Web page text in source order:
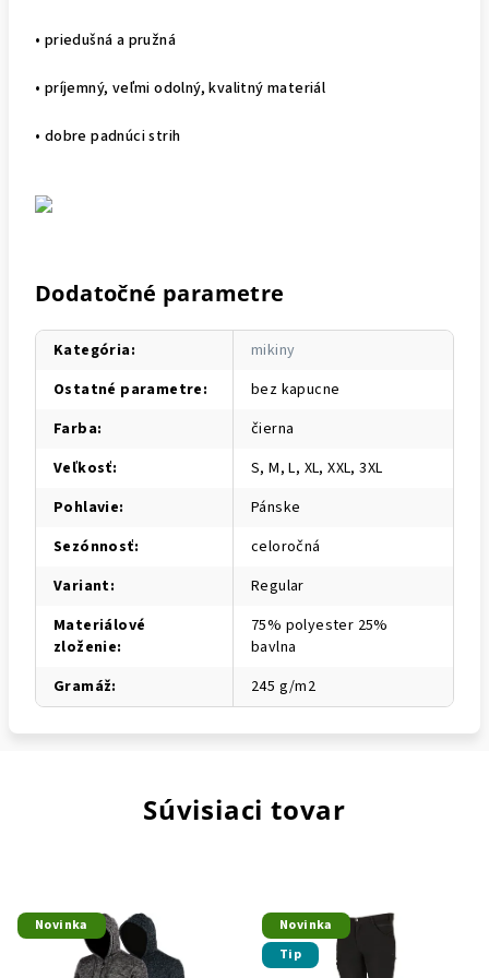
• priedušná a pružná
• príjemný, veľmi odolný, kvalitný materiál
• dobre padnúci strih
Dodatočné parametre
Kategória:
mikiny
Ostatné parametre:
bez kapucne
Farba:
čierna
Veľkosť:
S, M, L, XL, XXL, 3XL
Pohlavie:
Pánske
Sezónnosť:
celoročná
Variant:
Regular
Materiálové
zloženie:
75% polyester 25%
bavlna
Gramáž: 245 g/m2
Súvisiaci tovar
Novinka
Novinka
Tip